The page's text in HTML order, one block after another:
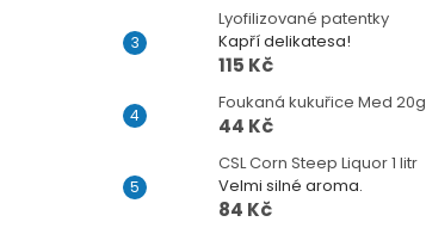
Lyofilizované patentky
Kapří delikatesa!
115 Kč
Foukaná kukuřice Med 20g
44 Kč
CSL Corn Steep Liquor 1 litr
Velmi silné aroma.
84 Kč